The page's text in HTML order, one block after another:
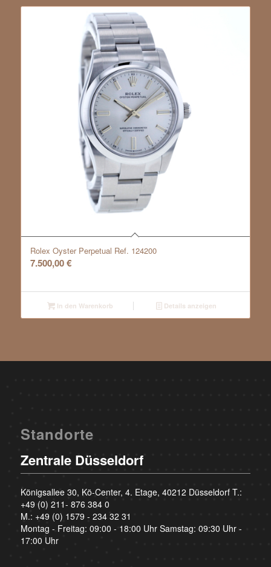
Rolex Oyster Perpetual Ref. 124200
7.500,00€
In den Warenkorb Details anzeigen
Standorte
Zentrale Düsseldorf
Königsallee 30, Kö-Center, 4. Etage, 40212 Düsseldorf T.:
+49 (0) 211- 876 384 0
M.: +49 (0) 1579 - 234 32 31
Montag - Freitag: 09:00 - 18:00 Uhr Samstag: 09:30 Uhr -
17:00 Uhr